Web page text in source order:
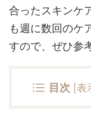
合ったスキンケ
も週に数回のケ
すので、ぜひ参
目次 [表